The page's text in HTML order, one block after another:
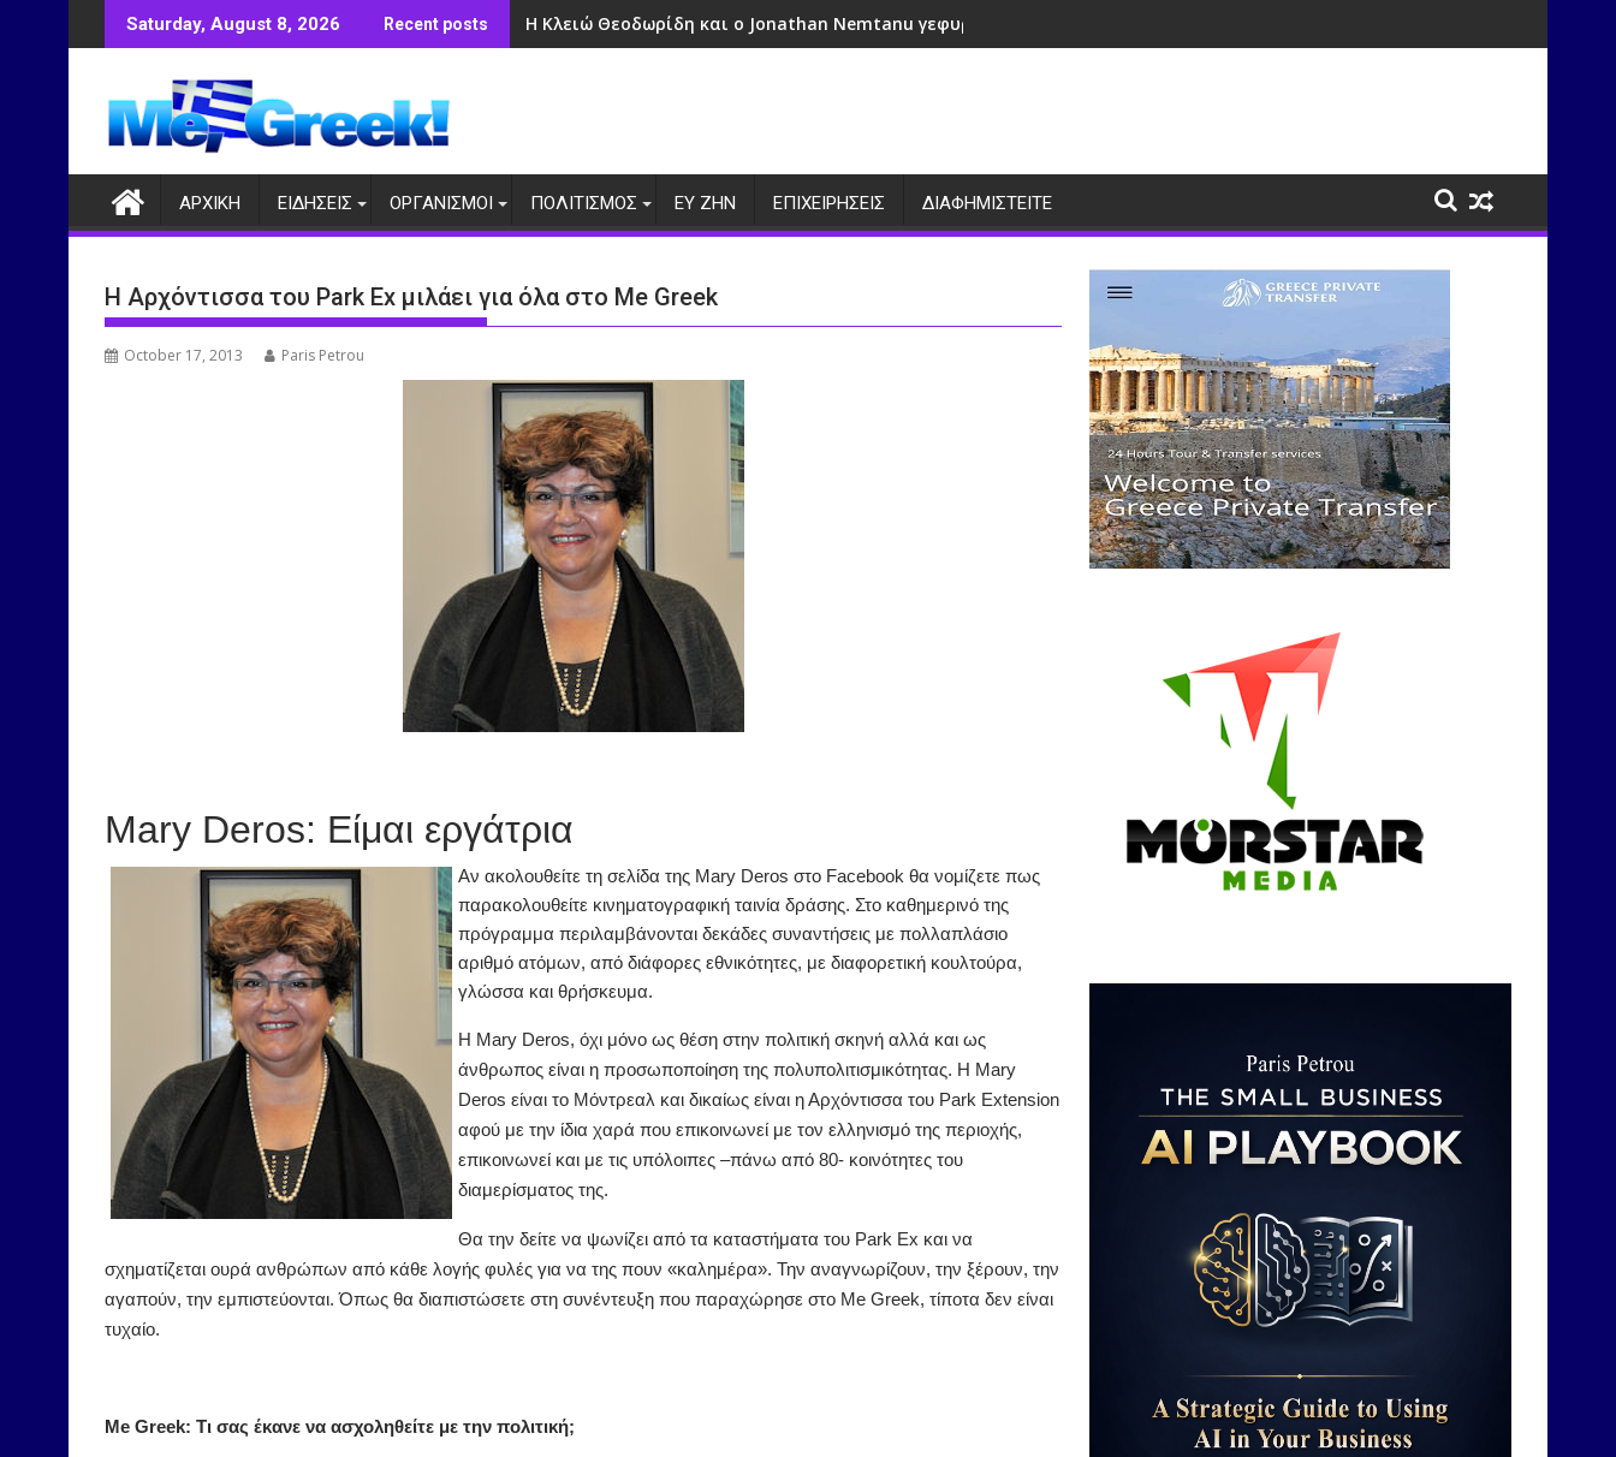
to
Saturday, August 8, 2026 Recent posts Η Κλειώ Θεοδωρίδη και ο Jonathan Nemtanu γεφυρώνουν πολιτισμούς μέσα από τη μουσική
ΑΡΧΙΚΗ ΕΙΔΗΣΕΙΣ ΟΡΓΑΝΙΣΜΟΙ ΠΟΛΙΤΙΣΜΟΣ ΕΥ ΖΗΝ ΕΠΙΧΕΙΡΗΣΕΙΣ ΔΙΑΦΗΜΙΣΤΕΙΤΕ
Η Αρχόντισσα του Park Ex μιλάει για όλα στο Me Greek
October 17, 2013 Paris Petrou
Mary Deros: Είμαι εργάτρια
Αν ακολουθείτε τη σελίδα της Mary Deros στο Facebook θα νομίζετε πως
παρακολουθείτε κινηματογραφική ταινία δράσης. Στο καθημερινό της
πρόγραμμα περιλαμβάνονται δεκάδες συναντήσεις με πολλαπλάσιο
αριθμό ατόμων, από διάφορες εθνικότητες, με διαφορετική κουλτούρα,
γλώσσα και θρήσκευμα.
Η Mary Deros, όχι μόνο ως θέση στην πολιτική σκηνή αλλά και ως
άνθρωπος είναι η προσωποποίηση της πολυπολιτισμικότητας. Η Mary
Deros είναι το Μόντρεαλ και δικαίως είναι η Αρχόντισσα του Park Extension
αφού με την ίδια χαρά που επικοινωνεί με τον ελληνισμό της περιοχής,
επικοινωνεί και με τις υπόλοιπες –πάνω από 80- κοινότητες του
διαμερίσματος της.
Θα την δείτε να ψωνίζει από τα καταστήματα του Park Ex και να
σχηματίζεται ουρά ανθρώπων από κάθε λογής φυλές για να της πουν «καλημέρα». Την αναγνωρίζουν, την ξέρουν, την
αγαπούν, την εμπιστεύονται. Όπως θα διαπιστώσετε στη συνέντευξη που παραχώρησε στο Me Greek, τίποτα δεν είναι
τυχαίο.
Me Greek: Τι σας έκανε να ασχοληθείτε με την πολιτική;